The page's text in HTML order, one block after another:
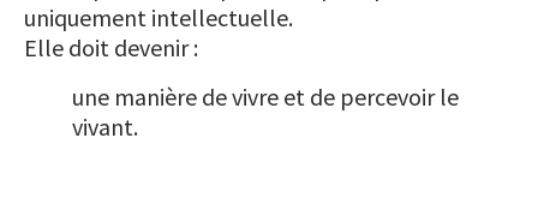
uniquement intellectuelle.
Elle doit devenir :
une manière de vivre et de percevoir le
vivant.